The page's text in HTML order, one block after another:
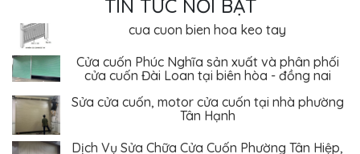
TIN TỨC NỔI BẬT
Cửa cuốn Đài Loan kéo tay Biên Hòa 2023 -
cua cuon bien hoa keo tay
cửa cuốn Đài Loan tại biên hòa - đồng nai
Tân Hạnh
Biên Hòa - Giá Rẻ Tiết Kiệm